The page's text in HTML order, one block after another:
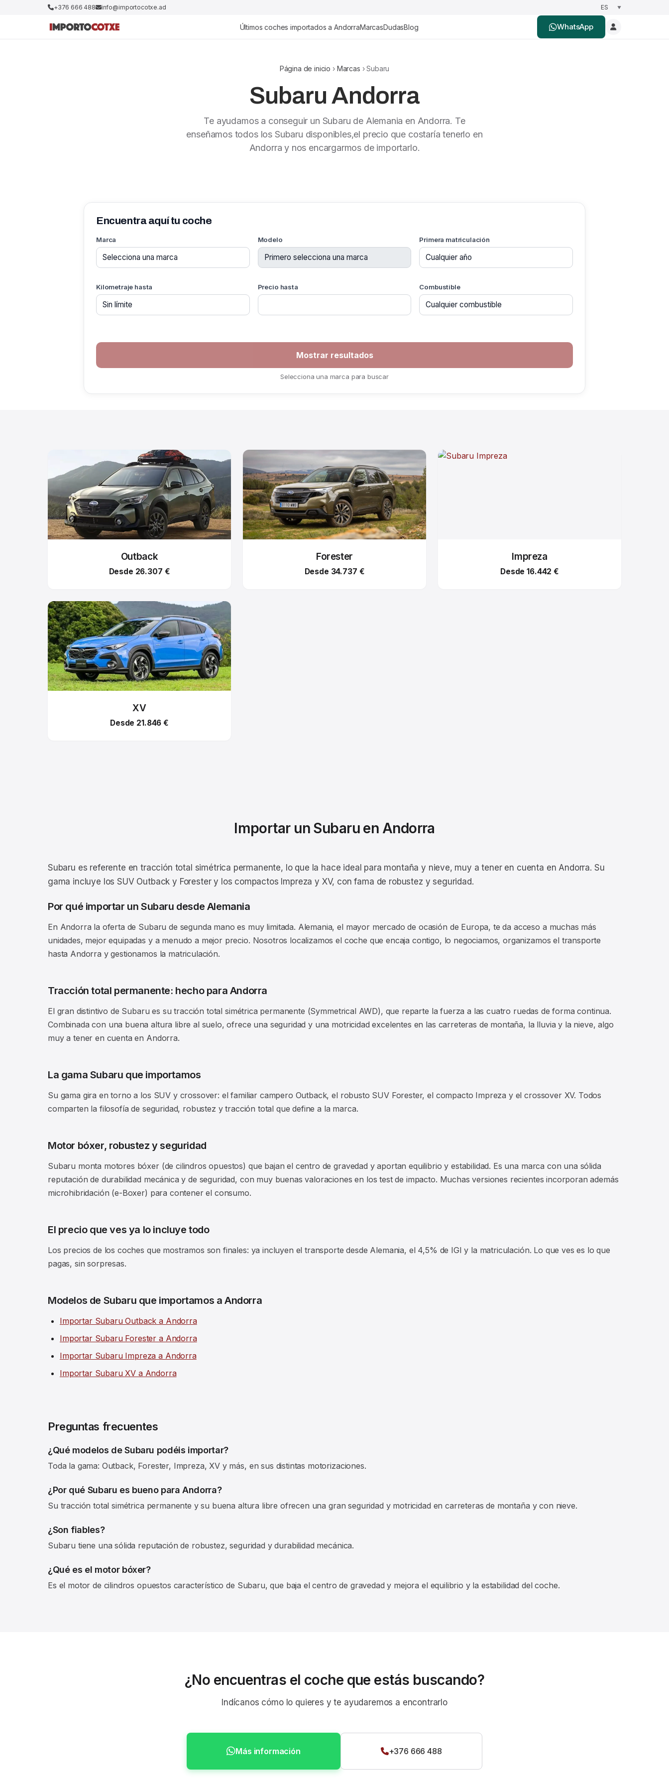
+376 666 488 info@importocotxe.ad
Últimos coches importados a AndorraMarcasDudasBlog WhatsApp
Página de inicio › Marcas › Subaru
Subaru Andorra
Te ayudamos a conseguir un Subaru de Alemania en Andorra. Te
enseñamos todos los Subaru disponibles,el precio que costaría tenerlo en
Andorra y nos encargarmos de importarlo.
Encuentra aquí tu coche
Marca Modelo Primera matriculación
Kilometraje hasta Precio hasta Combustible
human,
Selecciona una marca para buscar
Outback
Desde 26.307 €
Forester
Desde 34.737 €
Impreza
Desde 16.442 €
XV
Desde 21.846 €
Importar un Subaru en Andorra
Subaru es referente en tracción total simétrica permanente, lo que la hace ideal para montaña y nieve, muy a tener en cuenta en Andorra. Su
gama incluye los SUV Outback y Forester y los compactos Impreza y XV, con fama de robustez y seguridad.
Por qué importar un Subaru desde Alemania
En Andorra la oferta de Subaru de segunda mano es muy limitada. Alemania, el mayor mercado de ocasión de Europa, te da acceso a muchas más
unidades, mejor equipadas y a menudo a mejor precio. Nosotros localizamos el coche que encaja contigo, lo negociamos, organizamos el transporte
hasta Andorra y gestionamos la matriculación.
Tracción total permanente: hecho para Andorra
El gran distintivo de Subaru es su tracción total simétrica permanente (Symmetrical AWD), que reparte la fuerza a las cuatro ruedas de forma continua.
Combinada con una buena altura libre al suelo, ofrece una seguridad y una motricidad excelentes en las carreteras de montaña, la lluvia y la nieve, algo
muy a tener en cuenta en Andorra.
La gama Subaru que importamos
Su gama gira en torno a los SUV y crossover: el familiar campero Outback, el robusto SUV Forester, el compacto Impreza y el crossover XV. Todos
comparten la filosofía de seguridad, robustez y tracción total que define a la marca.
Motor bóxer, robustez y seguridad
Subaru monta motores bóxer (de cilindros opuestos) que bajan el centro de gravedad y aportan equilibrio y estabilidad. Es una marca con una sólida
reputación de durabilidad mecánica y de seguridad, con muy buenas valoraciones en los test de impacto. Muchas versiones recientes incorporan además
microhibridación (e-Boxer) para contener el consumo.
El precio que ves ya lo incluye todo
Los precios de los coches que mostramos son finales: ya incluyen el transporte desde Alemania, el 4,5% de IGI y la matriculación. Lo que ves es lo que
pagas, sin sorpresas.
Modelos de Subaru que importamos a Andorra
Importar Subaru Outback a Andorra
Importar Subaru Forester a Andorra
Importar Subaru Impreza a Andorra
Importar Subaru XV a Andorra
Preguntas frecuentes
¿Qué modelos de Subaru podéis importar?
Toda la gama: Outback, Forester, Impreza, XV y más, en sus distintas motorizaciones.
¿Por qué Subaru es bueno para Andorra?
Su tracción total simétrica permanente y su buena altura libre ofrecen una gran seguridad y motricidad en carreteras de montaña y con nieve.
¿Son fiables?
Subaru tiene una sólida reputación de robustez, seguridad y durabilidad mecánica.
¿Qué es el motor bóxer?
Es el motor de cilindros opuestos característico de Subaru, que baja el centro de gravedad y mejora el equilibrio y la estabilidad del coche.
¿No encuentras el coche que estás buscando?
Indícanos cómo lo quieres y te ayudaremos a encontrarlo
Más información +376 666 488